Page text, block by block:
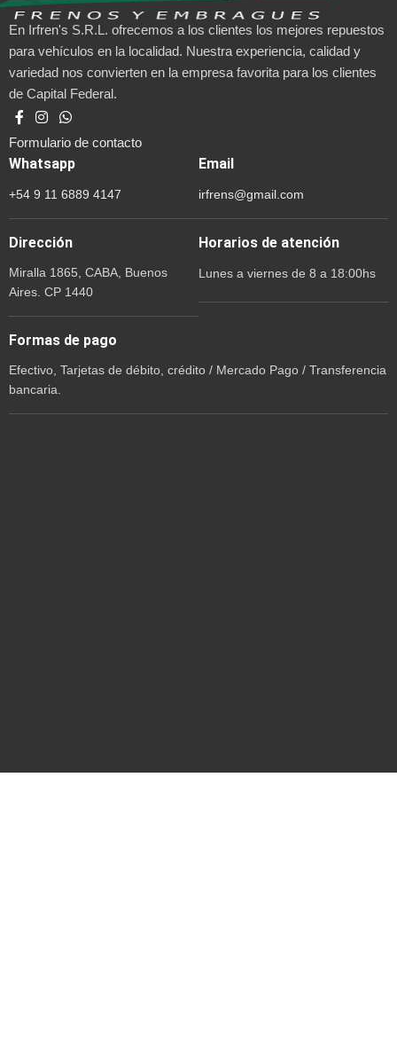
En Irfren's S.R.L. ofrecemos a los clientes los mejores repuestos
para vehículos en la localidad. Nuestra experiencia, calidad y
variedad nos convierten en la empresa favorita para los clientes
de Capital Federal.
Formulario de contacto
Whatsapp
+54 9 11 6889 4147
Email
irfrens@gmail.com
Dirección
Miralla 1865, CABA, Buenos
Aires. CP 1440
Horarios de atención
Lunes a viernes de 8 a 18:00hs
Formas de pago
Efectivo, Tarjetas de débito, crédito / Mercado Pago / Transferencia
bancaria.